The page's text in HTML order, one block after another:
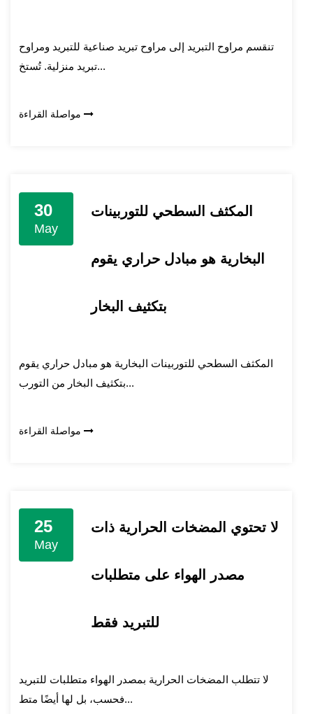
تنقسم مراوح التبريد إلى مراوح تبريد صناعية للتبريد ومراوح
تبريد منزلية. تُستخ...
مواصلة القراءة
30
May
المكثف السطحي للتوربينات
البخارية هو مبادل حراري يقوم
بتكثيف البخار
المكثف السطحي للتوربينات البخارية هو مبادل حراري يقوم
بتكثيف البخار من التورب...
مواصلة القراءة
25
May
لا تحتوي المضخات الحرارية ذات
مصدر الهواء على متطلبات
للتبريد فقط
لا تتطلب المضخات الحرارية بمصدر الهواء متطلبات للتبريد
فحسب، بل لها أيضًا متط...